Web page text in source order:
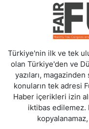
Türkiye'nin ilk ve tek
olan Türkiye'den ve
yazıları,
konuların tek adresi
Haber içerikleri izin
iktibas edilemez.